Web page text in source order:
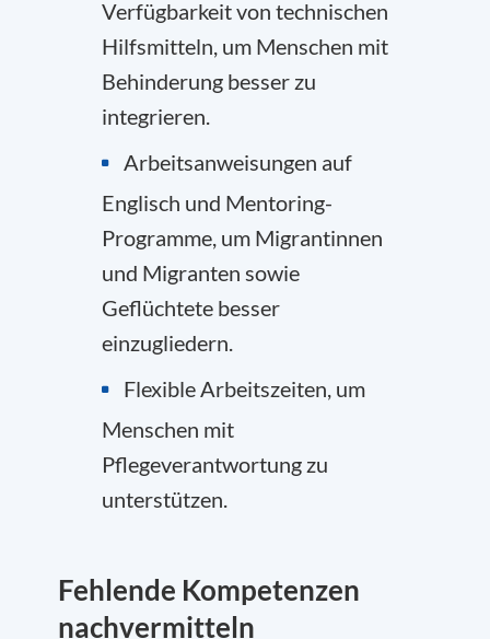
Verfügbarkeit von technischen
Hilfsmitteln, um Menschen mit
Behinderung besser zu
integrieren.
Arbeitsanweisungen auf
Englisch und Mentoring-
Programme, um Migrantinnen
und Migranten sowie
Geflüchtete besser
einzugliedern.
Flexible Arbeitszeiten, um
Menschen mit
Pflegeverantwortung zu
unterstützen.
Fehlende Kompetenzen
nachvermitteln